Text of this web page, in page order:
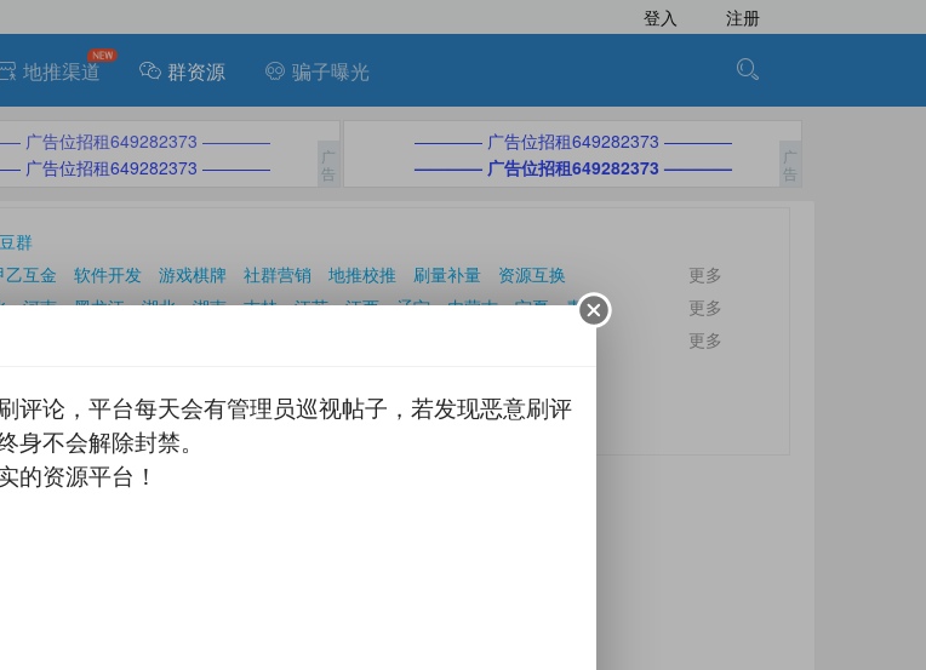
登入 注册
地推渠道 群资源 骗子曝光
广告位招租649282373 ————
广告位招租649282373 ————
———— 广告位招租649282373 ————
———— 广告位招租649282373 ————
群
乙互金 软件开发 游戏棋牌 社群营销 地推校推 刷量补量
资源互换
更多
河南 黑龙江 湖北 湖南 吉林 江苏 江西 辽宁 内蒙古 宁夏
青海
更多
更多
评论，平台每天会有管理员巡视帖子，若发现恶意刷评
身不会解除封禁。
的资源平台！